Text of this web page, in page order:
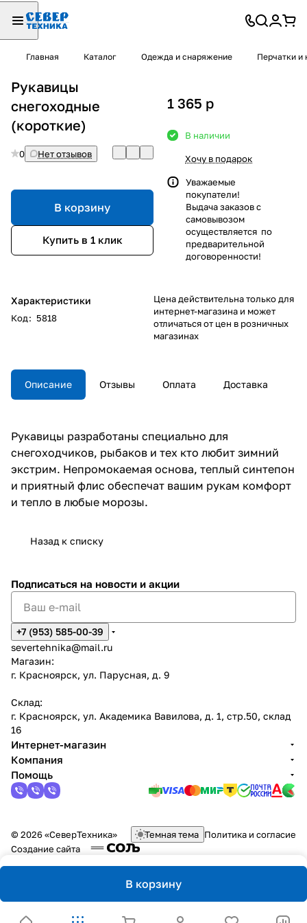
Главная Каталог Одежда и снаряжение Перчатки и
Рукавицы
снегоходные
(короткие)
0 Нет отзывов
В корзину
Купить в 1 клик
Характеристики
Код: 5818
1 365 p
В наличии
Хочу в подарок
Уважаемые
покупатели!
Выдача заказов с
самовывозом
осуществляется по
предварительной
договоренности!
Цена действительна только для
интернет-магазина и может
отличаться от цен в розничных
магазинах
Описание Отзывы Оплата Доставка
Рукавицы разработаны специально для
снегоходчиков, рыбаков и тех кто любит зимний
экстрим. Непромокаемая основа, теплый синтепон
и приятный флис обеспечат вашим рукам комфорт
и тепло в любые морозы.
Назад к списку
В корзину
Подписаться на новости и акции
+7 (953) 585-00-39
severtehnika@mail.ru
Магазин:
г. Красноярск, ул. Парусная, д. 9
Склад:
г. Красноярск, ул. Академика Вавилова, д. 1, стр.50, склад
16
Интернет-магазин
Компания
Помощь
© 2026 «СеверТехника» Темная тема Политика и согласие
Создание сайта